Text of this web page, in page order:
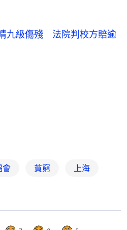
九級傷殘 法院判校方賠逾
會 貧窮 上海